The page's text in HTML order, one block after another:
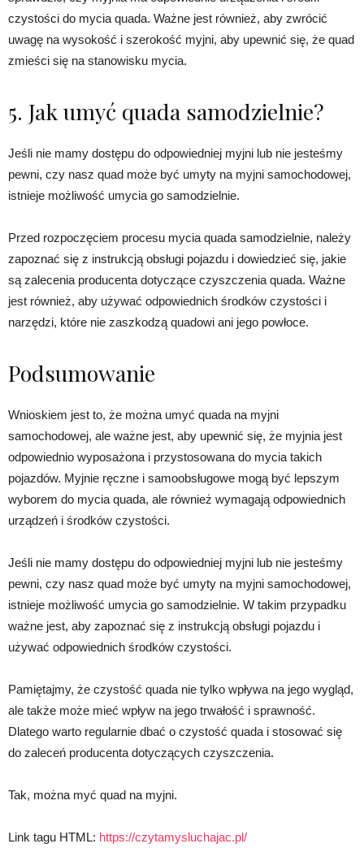
czystości do mycia quada. Ważne jest również, aby zwrócić
uwagę na wysokość i szerokość myjni, aby upewnić się, że quad
zmieści się na stanowisku mycia.
5. Jak umyć quada samodzielnie?
Jeśli nie mamy dostępu do odpowiedniej myjni lub nie jesteśmy
pewni, czy nasz quad może być umyty na myjni samochodowej,
istnieje możliwość umycia go samodzielnie.
Przed rozpoczęciem procesu mycia quada samodzielnie, należy
zapoznać się z instrukcją obsługi pojazdu i dowiedzieć się, jakie
są zalecenia producenta dotyczące czyszczenia quada. Ważne
jest również, aby używać odpowiednich środków czystości i
narzędzi, które nie zaszkodzą quadowi ani jego powłoce.
Podsumowanie
Wnioskiem jest to, że można umyć quada na myjni
samochodowej, ale ważne jest, aby upewnić się, że myjnia jest
odpowiednio wyposażona i przystosowana do mycia takich
pojazdów. Myjnie ręczne i samoobsługowe mogą być lepszym
wyborem do mycia quada, ale również wymagają odpowiednich
urządzeń i środków czystości.
Jeśli nie mamy dostępu do odpowiedniej myjni lub nie jesteśmy
pewni, czy nasz quad może być umyty na myjni samochodowej,
istnieje możliwość umycia go samodzielnie. W takim przypadku
ważne jest, aby zapoznać się z instrukcją obsługi pojazdu i
używać odpowiednich środków czystości.
Pamiętajmy, że czystość quada nie tylko wpływa na jego wygląd,
ale także może mieć wpływ na jego trwałość i sprawność.
Dlatego warto regularnie dbać o czystość quada i stosować się
do zaleceń producenta dotyczących czyszczenia.
Tak, można myć quad na myjni.
Link tagu HTML: https://czytamysluchajac.pl/